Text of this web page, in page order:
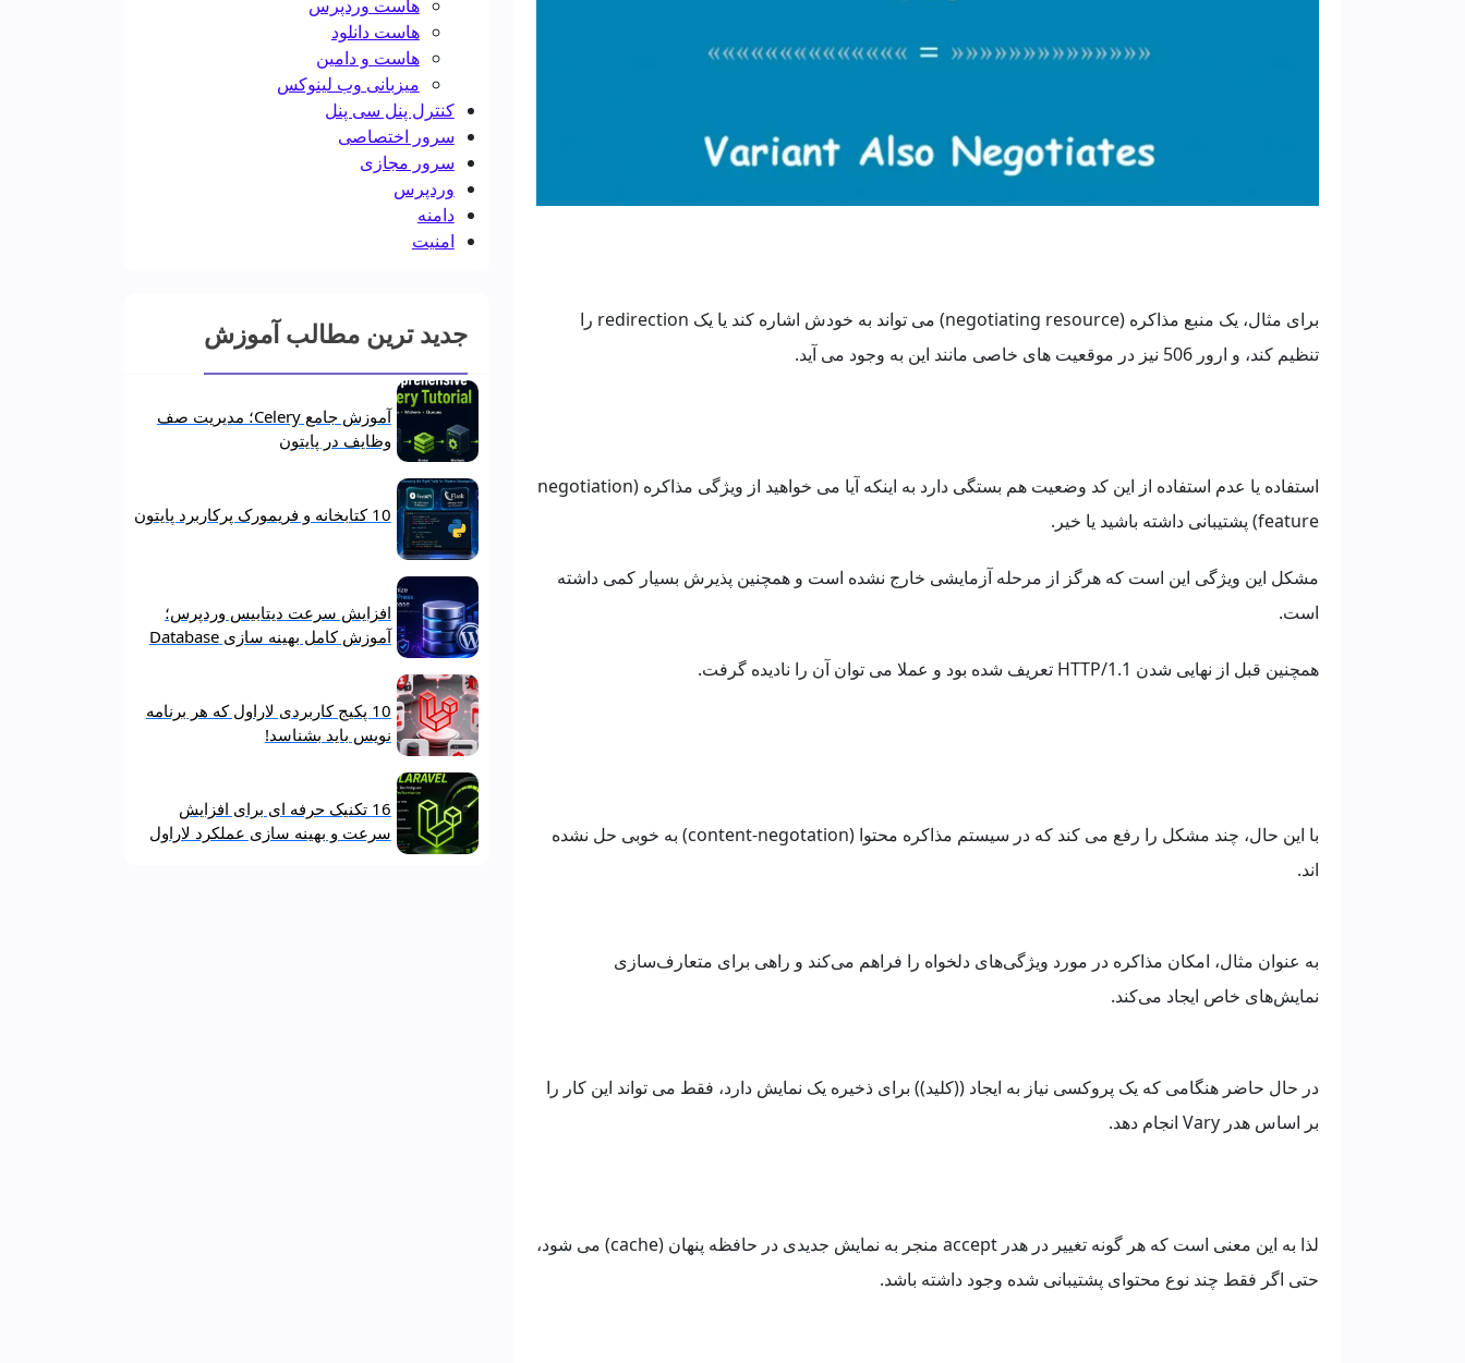
برای مثال، یک منبع مذاکره (negotiating resource) می تواند به خودش اشاره کند یا یک redirection را
تنظیم کند، و ارور 506 نیز در موقعیت های خاصی مانند این به وجود می آید.
استفاده یا عدم استفاده از این کد وضعیت هم بستگی دارد به اینکه آیا می خواهید از ویژگی مذاکره (negotiation
feature) پشتیبانی داشته باشید یا خیر.
مشکل این ویژگی این است که هرگز از مرحله آزمایشی خارج نشده است و همچنین پذیرش بسیار کمی داشته
است.
همچنین قبل از نهایی شدن HTTP/1.1 تعریف شده بود و عملا می توان آن را نادیده گرفت.
با این حال، چند مشکل را رفع می کند که در سیستم مذاکره محتوا (content-negotation) به خوبی حل نشده
اند.
به عنوان مثال، امکان مذاکره در مورد ویژگی‌های دلخواه را فراهم می‌کند و راهی برای متعارف‌سازی
نمایش‌های خاص ایجاد می‌کند.
در حال حاضر هنگامی که یک پروکسی نیاز به ایجاد ((کلید)) برای ذخیره یک نمایش دارد، فقط می تواند این کار را
بر اساس هدر Vary انجام دهد.
لذا به این معنی است که هر گونه تغییر در هدر accept منجر به نمایش جدیدی در حافظه پنهان (cache) می شود،
حتی اگر فقط چند نوع محتوای پشتیبانی شده وجود داشته باشد.
هاست وردپرس
هاست دانلود
هاست و دامین
میزبانی وب لینوکس
کنترل پنل سی پنل
سرور اختصاصی
سرور مجازی
وردپرس
دامنه
امنیت
جدید ترین مطالب آموزش
آموزش جامع Celery؛ مدیریت صف
وظایف در پایتون
10 کتابخانه و فریمورک پرکاربرد پایتون
افزایش سرعت دیتابیس وردپرس؛
آموزش کامل بهینه‌ سازی Database
10 پکیج کاربردی لاراول که هر برنامه‌
نویس باید بشناسد!
16 تکنیک حرفه‌ ای برای افزایش
سرعت و بهینه‌ سازی عملکرد لاراول